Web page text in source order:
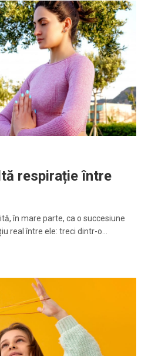
respirație între
în mare parte, ca o succesiune
real între ele: treci dintr-o…